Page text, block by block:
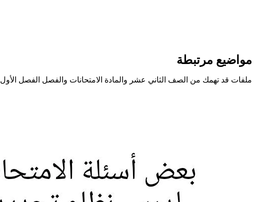
مواضيع مرتبطة
ملفات قد تهمك من الصف الثاني عشر والمادة الامتحانات والفصل الفصل الأول